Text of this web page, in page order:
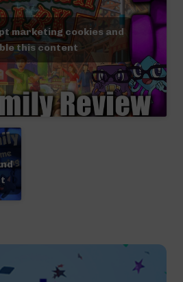
marketing cookies and
this content